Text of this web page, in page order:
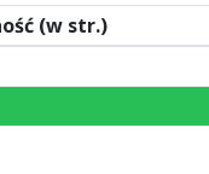
(w str.)